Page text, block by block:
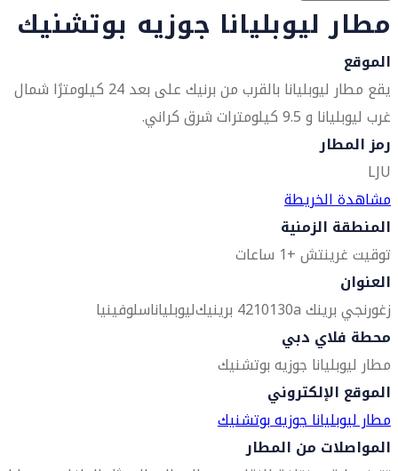
مطار ليوبليانا جوزيه بوتشنيك
الموقع
يقع مطار ليوبليانا بالقرب من برنيك على بعد 24 كيلومترًا شمال
غرب ليوبليانا و 9.5 كيلومترات شرق كراني.
رمز المطار
LJU
مشاهدة الخريطة
المنطقة الزمنية
توقيت غرينتش +1 ساعات
العنوان
زغورنجي برينك 130a
4210 برينيك ليوبلياناسلوفينيا
محطة فلاي دبي
مطار ليوبليانا جوزيه بوتشنيك
الموقع الإلكتروني
مطار ليوبليانا جوزيه بوتشنيك
المواصلات من المطار